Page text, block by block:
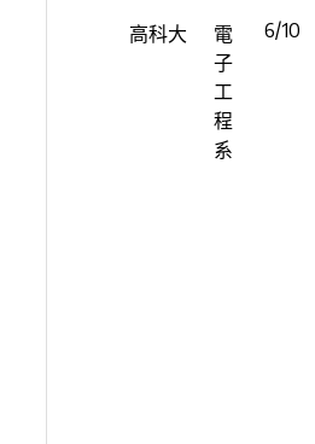
高科大
電
子
工
程
系
6/10